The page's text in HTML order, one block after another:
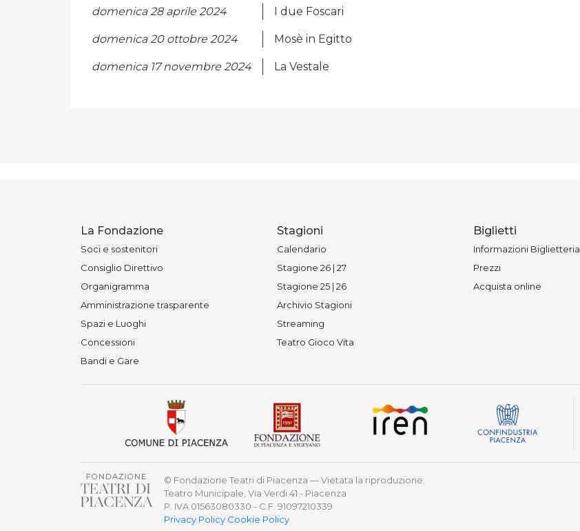
domenica 28 aprile 2024 I due Foscari
domenica 20 ottobre 2024 Mosè in Egitto
domenica 17 novembre 2024 La Vestale
La Fondazione
Soci e sostenitori
Consiglio Direttivo
Organigramma
Amministrazione trasparente
Spazi e Luoghi
Concessioni
Bandi e Gare
Stagioni
Calendario
Stagione 26 | 27
Stagione 25 | 26
Archivio Stagioni
Streaming
Teatro Gioco Vita
Biglietti
Informazioni Biglietteria
Prezzi
Acquista online
© Fondazione Teatri di Piacenza — Vietata la riproduzione.
Teatro Municipale, Via Verdi 41 - Piacenza
P. IVA 01563080330 - C.F. 91097210339
Privacy Policy Cookie Policy